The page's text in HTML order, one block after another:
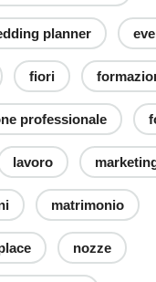
planner
fiori
professionale
lavoro
matrimonio
nozze